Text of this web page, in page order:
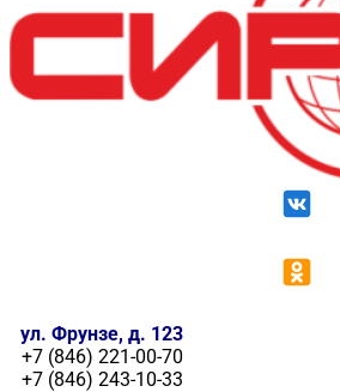
ул. Фрунзе, д. 123
+7 (846) 221-00-70
+7 (846) 243-10-33